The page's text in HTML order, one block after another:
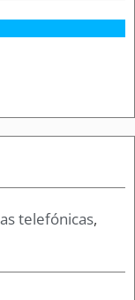
telefónicas,